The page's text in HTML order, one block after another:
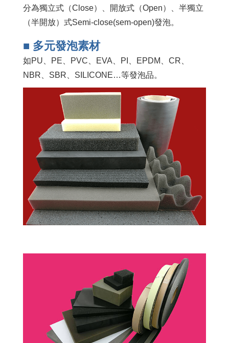
分為獨立式（Close）、開放式（Open）、半獨立
（半開放）式Semi-close(sem-open)發泡。
■ 多元發泡素材
如PU、PE、PVC、EVA、PI、EPDM、CR、
NBR、SBR、SILICONE…等發泡品。